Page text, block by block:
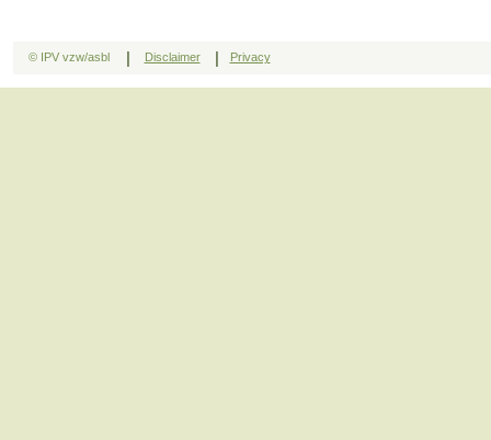
© IPV vzw/asbl | Disclaimer | Privacy